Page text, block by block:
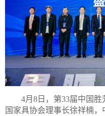
4月8日，第33届中国
国家具协会理事长徐祥楠